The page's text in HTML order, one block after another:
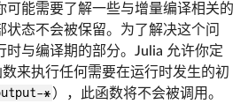
可能需要了解一些与增量编译相关的
状态不会被保留。为了解决这个问
时与编译期的部分。Julia 允许你定
数来执行任何需要在运行时发生的初
* ），此函数将不会被调用。